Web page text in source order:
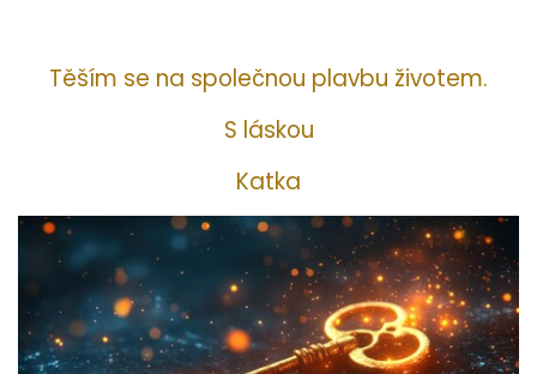
Těším se na společnou plavbu životem.
S láskou
Katka